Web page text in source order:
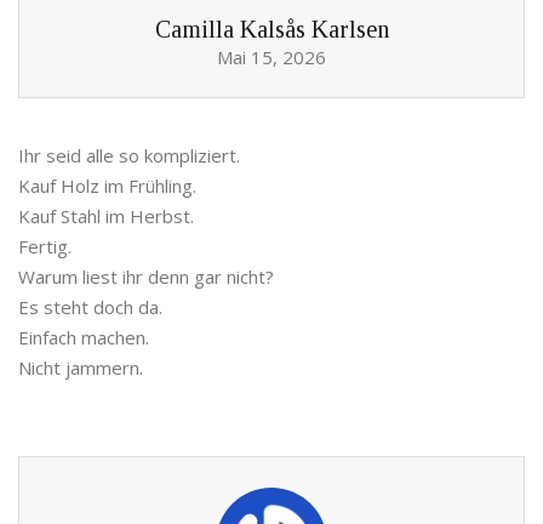
Camilla Kalsås Karlsen
Mai 15, 2026
Ihr seid alle so kompliziert.
Kauf Holz im Frühling.
Kauf Stahl im Herbst.
Fertig.
Warum liest ihr denn gar nicht?
Es steht doch da.
Einfach machen.
Nicht jammern.